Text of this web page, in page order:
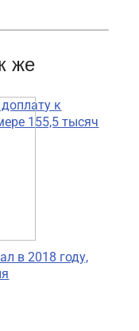
же
к
155,5 тысяч
в 2018 году,